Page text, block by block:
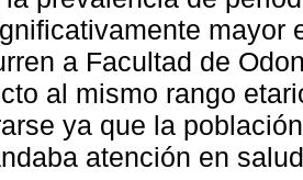
mayor
a Facultad de
al mismo rango
ya que la
atención en